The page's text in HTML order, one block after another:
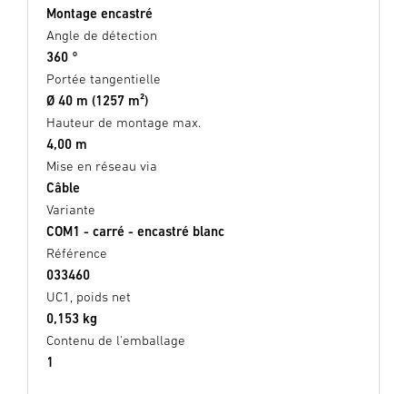
Montage encastré
Angle de détection
360 °
Portée tangentielle
Ø 40 m (1257 m²)
Hauteur de montage max.
4,00 m
Mise en réseau via
Câble
Variante
COM1 - carré - encastré blanc
Référence
033460
UC1, poids net
0,153 kg
Contenu de l'emballage
1